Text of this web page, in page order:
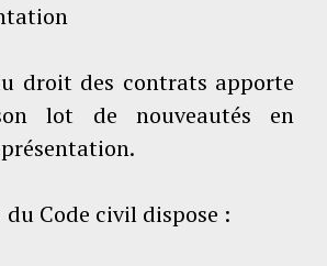
droit des contrats apporte
lot de nouveautés en
du Code civil dispose :